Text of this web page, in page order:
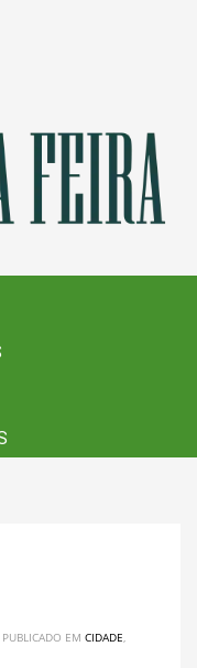
PUBLICADO EM CIDADE,